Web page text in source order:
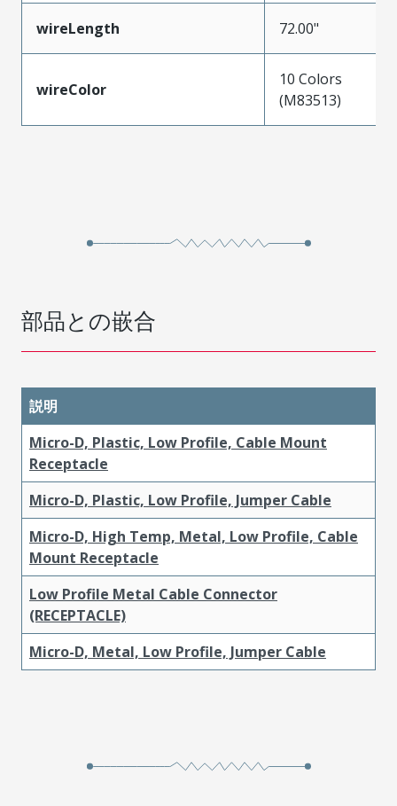
wireLength 72.00"
wireColor
10 Colors
(M83513)
部品との嵌合
説明
Micro-D, Plastic, Low Profile, Cable Mount
Receptacle
Micro-D, Plastic, Low Profile, Jumper Cable
Micro-D, High Temp, Metal, Low Profile, Cable
Mount Receptacle
Low Profile Metal Cable Connector
(RECEPTACLE)
Micro-D, Metal, Low Profile, Jumper Cable